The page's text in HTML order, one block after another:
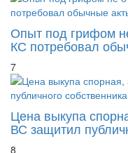
Опыт под грифом
КС потребовал
7
Цена выкупа
ВС защитил